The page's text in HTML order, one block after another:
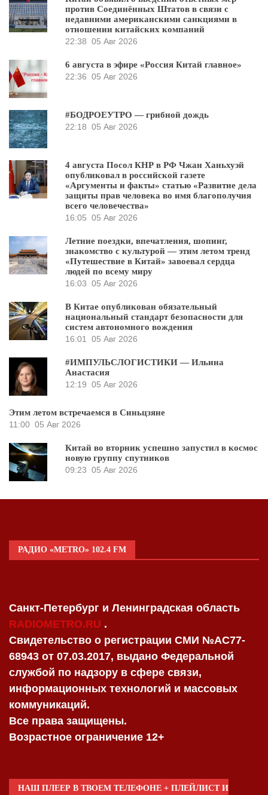
против Соединённых Штатов в связи с
недавними американскими санкциями в
отношении китайских компаний
22:38 05 Авг 2026
6 августа в эфире «Россия Китай главное»
22:36 05 Авг 2026
#БОДРОЕУТРО — грибной дождь
22:18 05 Авг 2026
4 августа Посол КНР в РФ Чжан Ханьхуэй
опубликовал в российской газете
«Аргументы и факты» статью «Развитие дела
защиты прав человека во имя благополучия
всего человечества»
16:05 05 Авг 2026
Летние поездки, впечатления, шопинг,
знакомство с культурой — этим летом тренд
«Путешествие в Китай» завоевал сердца
людей по всему миру
16:03 05 Авг 2026
В Китае опубликован обязательный
национальный стандарт безопасности для
систем автономного вождения
16:01
05 Авг 2026
#ИМПУЛЬСЛОГИСТИКИ — Ильина
Анастасия
12:19 05 Авг 2026
Этим летом встречаемся в Синьцзяне
11:00 05 Авг 2026
Китай во вторник успешно запустил в космос
новую группу спутников
09:23 05 Авг 2026
РАДИО «METRO» 102.4 FM
Санкт-Петербург и Ленинградская область
RADIOMETRO.RU .
Свидетельство о регистрации СМИ №AC77-
68943 от 07.03.2017, выдано Федеральной
службой по надзору в сфере связи,
информационных технологий и массовых
коммуникаций.
Все права защищены.
Возрастное ограничение 12+
НАШ ПЛЕЕР В ТВОЕМ ТЕЛЕФОНЕ + ПЛЕЙЛИСТ И